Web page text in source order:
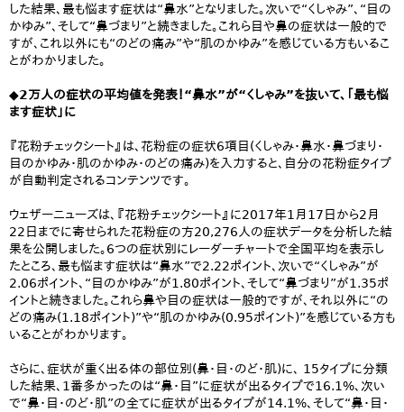
した結果、最も悩ます症状は“鼻水”となりました。次いで“くしゃみ”、“目の
かゆみ”、そして“鼻づまり”と続きました。これら目や鼻の症状は一般的で
すが、これ以外にも“のどの痛み”や“肌のかゆみ”を感じている方もいるこ
とがわかりました。
◆2万人の症状の平均値を発表！“鼻水”が“くしゃみ”を抜いて、「最も悩
ます症状」に
『花粉チェックシート』は、花粉症の症状6項目(くしゃみ・鼻水・鼻づまり・
目のかゆみ・肌のかゆみ・のどの痛み)を入力すると、自分の花粉症タイプ
が自動判定されるコンテンツです。
ウェザーニューズは、『花粉チェックシート』に2017年1月17日から2月
22日までに寄せられた花粉症の方20,276人の症状データを分析した結
果を公開しました。6つの症状別にレーダーチャートで全国平均を表示し
たところ、最も悩ます症状は“鼻水”で2.22ポイント、次いで“くしゃみ”が
2.06ポイント、“目のかゆみ”が1.80ポイント、そして“鼻づまり”が1.35ポ
イントと続きました。これら鼻や目の症状は一般的ですが、それ以外に“の
どの痛み(1.18ポイント)”や“肌のかゆみ(0.95ポイント)”を感じている方も
いることがわかります。
さらに、症状が重く出る体の部位別(鼻・目・のど・肌)に、 15タイプに分類
した結果、1番多かったのは“鼻・目”に症状が出るタイプで16.1%、次い
で“鼻・目・のど・肌”の全てに症状が出るタイプが14.1%、そして“鼻・目・